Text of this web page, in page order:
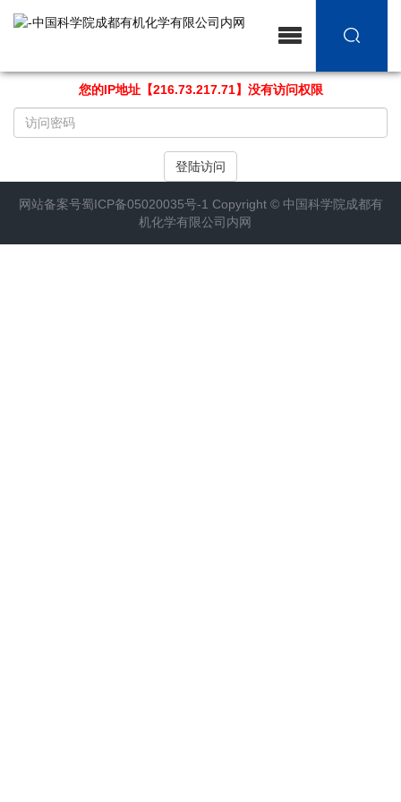
您的IP地址【216.73.217.71】没有访问权限
入
访
密
码
登陆访问
网站备案号蜀ICP备05020035号-1 Copyright © 中国科学院成都有
机化学有限公司内网